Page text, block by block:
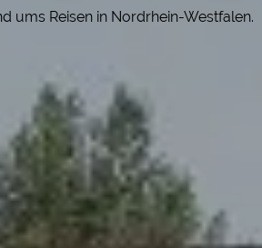
ums Reisen in Nordrhein-Westfalen.